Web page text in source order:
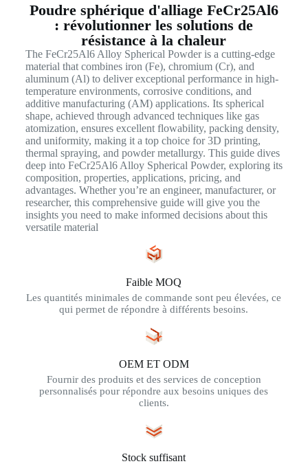
Poudre sphérique d'alliage FeCr25Al6
: révolutionner les solutions de
résistance à la chaleur
The FeCr25Al6 Alloy Spherical Powder is a cutting-edge
material that combines iron (Fe), chromium (Cr), and
aluminum (Al) to deliver exceptional performance in high-
temperature environments, corrosive conditions, and
additive manufacturing (AM) applications. Its spherical
shape, achieved through advanced techniques like gas
atomization, ensures excellent flowability, packing density,
and uniformity, making it a top choice for 3D printing,
thermal spraying, and powder metallurgy. This guide dives
deep into FeCr25Al6 Alloy Spherical Powder, exploring its
composition, properties, applications, pricing, and
advantages. Whether you’re an engineer, manufacturer, or
researcher, this comprehensive guide will give you the
insights you need to make informed decisions about this
versatile material
Faible MOQ
Les quantités minimales de commande sont peu élevées, ce
qui permet de répondre à différents besoins.
OEM ET ODM
Fournir des produits et des services de conception
personnalisés pour répondre aux besoins uniques des
clients.
Stock suffisant